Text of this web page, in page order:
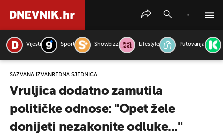
Vijesti Sport Showbizz Lifestyle Putovanja
SAZVANA IZVANREDNA SJEDNICA
Vruljica dodatno zamutila
političke odnose: "Opet žele
donijeti nezakonite odluke..."
PRETRAŽITE VIJESTI